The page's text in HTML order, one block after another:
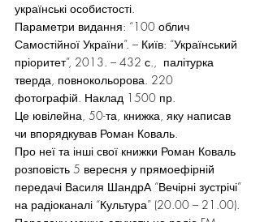
українські особистості.
Параметри видання: “100 облич
Самостійної України”. – Київ: “Український
пріоритет”, 2013. – 432 с.,  палітурка
тверда, повнокольорова. 220
фотографій. Наклад 1500 пр.
Це ювілейна, 50-та, книжка, яку написав
чи впорядкував Роман Коваль.
Про неї та інші свої книжки Роман Коваль
розповість 5 вересня у прямоефірній
передачі Василя ШандрА “Вечірні зустрічі”
на радіоканалі “Культура” (20.00 – 21.00).